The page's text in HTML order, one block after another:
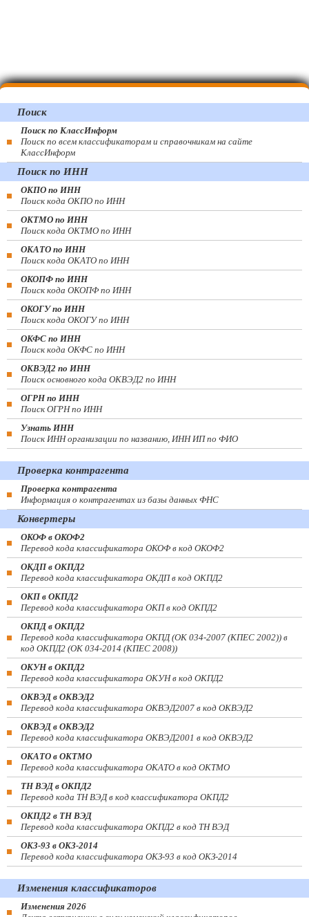
Поиск
Поиск по КлассИнформ
Поиск по всем классификаторам и справочникам на сайте
КлассИнформ
Поиск по ИНН
ОКПО по ИНН
Поиск кода ОКПО по ИНН
ОКТМО по ИНН
Поиск кода ОКТМО по ИНН
ОКАТО по ИНН
Поиск кода ОКАТО по ИНН
ОКОПФ по ИНН
Поиск кода ОКОПФ по ИНН
ОКОГУ по ИНН
Поиск кода ОКОГУ по ИНН
ОКФС по ИНН
Поиск кода ОКФС по ИНН
ОКВЭД2 по ИНН
Поиск основного кода ОКВЭД2 по ИНН
ОГРН по ИНН
Поиск ОГРН по ИНН
Узнать ИНН
Поиск ИНН организации по названию, ИНН ИП по ФИО
Проверка контрагента
Проверка контрагента
Информация о контрагентах из базы данных ФНС
Конвертеры
ОКОФ в ОКОФ2
Перевод кода классификатора ОКОФ в код ОКОФ2
ОКДП в ОКПД2
Перевод кода классификатора ОКДП в код ОКПД2
ОКП в ОКПД2
Перевод кода классификатора ОКП в код ОКПД2
ОКПД в ОКПД2
Перевод кода классификатора ОКПД (ОК 034-2007 (КПЕС 2002)) в
код ОКПД2 (ОК 034-2014 (КПЕС 2008))
ОКУН в ОКПД2
Перевод кода классификатора ОКУН в код ОКПД2
ОКВЭД в ОКВЭД2
Перевод кода классификатора ОКВЭД2007 в код ОКВЭД2
ОКВЭД в ОКВЭД2
Перевод кода классификатора ОКВЭД2001 в код ОКВЭД2
ОКАТО в ОКТМО
Перевод кода классификатора ОКАТО в код ОКТМО
ТН ВЭД в ОКПД2
Перевод кода ТН ВЭД в код классификатора ОКПД2
ОКПД2 в ТН ВЭД
Перевод кода классификатора ОКПД2 в код ТН ВЭД
ОКЗ-93 в ОКЗ-2014
Перевод кода классификатора ОКЗ-93 в код ОКЗ-2014
Изменения классификаторов
Изменения 2026